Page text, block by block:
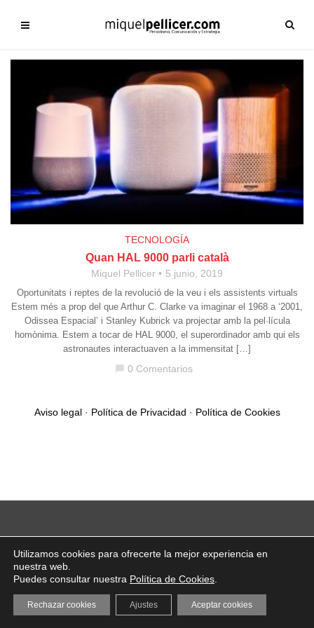
TECNOLOGÍA
Quan HAL 9000 parli català
Miquel Pellicer 5 junio, 2019
Oportunitats i reptes de la revolució de la veu i els assistents virtuals
Estem més a prop del que Arthur C. Clarke va imaginar el 1968 a ‘2001,
Odissea Espacial’ i Stanley Kubrick va projectar amb la pel·lícula
homònima. Estem a tocar de HAL 9000, el superordinador amb qui els
astronautes interactuaven a la immensitat […]
chat_bubble 0 Comentarios
Aviso legal· Política de Privacidad · Política de Cookies
Utilizamos cookies para ofrecerte la mejor experiencia en
nuestra web.
Puedes consultar nuestra Política de Cookies
Aceptar cookies
Rechazar cookies Ajustes